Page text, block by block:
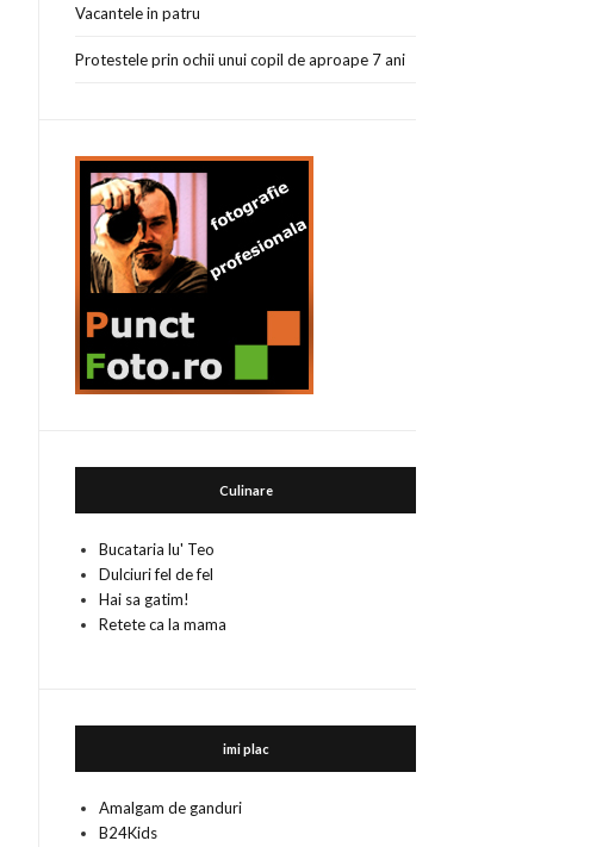
Vacantele in patru
Protestele prin ochii unui copil de aproape 7 ani
Culinare
Bucataria lu' Teo
Dulciuri fel de fel
Hai sa gatim!
Retete ca la mama
imi plac
Amalgam de ganduri
B24Kids